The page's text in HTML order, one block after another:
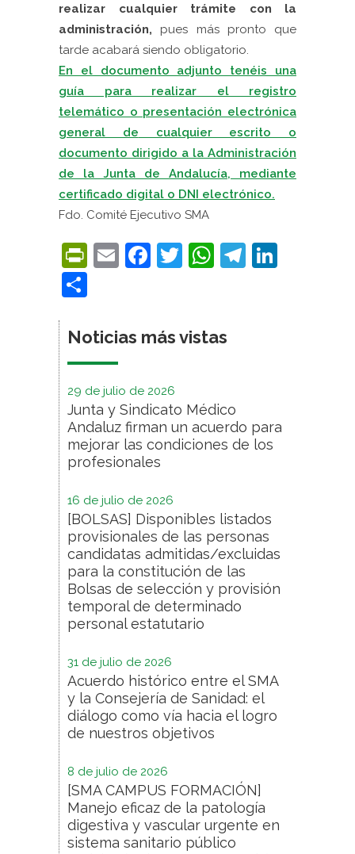
realizar cualquier trámite con la
administración, pues más pronto que
tarde acabará siendo obligatorio.
En el documento adjunto tenéis una
guía para realizar el registro
telemático o presentación electrónica
general de cualquier escrito o
documento dirigido a la Administración
de la Junta de Andalucía, mediante
certificado digital o DNI electrónico.
Fdo. Comité Ejecutivo SMA
PrintFriendly
EmailFacebook
Twitter
WhatsApp
Noticias más vistas
29 de julio de 2026
Junta y Sindicato Médico
Andaluz firman un acuerdo para
mejorar las condiciones de los
profesionales
16 de julio de 2026
[BOLSAS] Disponibles listados
provisionales de las personas
candidatas admitidas/excluidas
para la constitución de las
Bolsas de selección y provisión
temporal de determinado
personal estatutario
31 de julio de 2026
Acuerdo histórico entre el SMA
y la Consejería de Sanidad: el
diálogo como vía hacia el logro
de nuestros objetivos
8 de julio de 2026
[SMA CAMPUS FORMACIÓN]
Manejo eficaz de la patología
digestiva y vascular urgente en
sistema sanitario público